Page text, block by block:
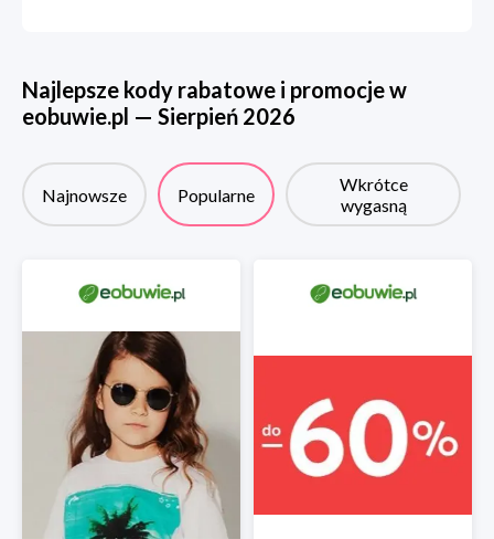
Najlepsze kody rabatowe i promocje w
eobuwie.pl — Sierpień 2026
Najnowsze Popularne
Wkrótce
wygasną